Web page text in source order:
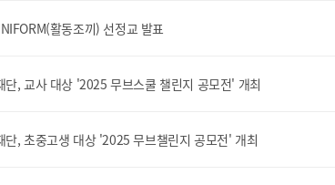
활동조끼) 선정교 발표
단, 교사 대상 '2025 무브스쿨 챌린지 공모전' 개최
단, 초중고생 대상 '2025 무브챌린지 공모전' 개최